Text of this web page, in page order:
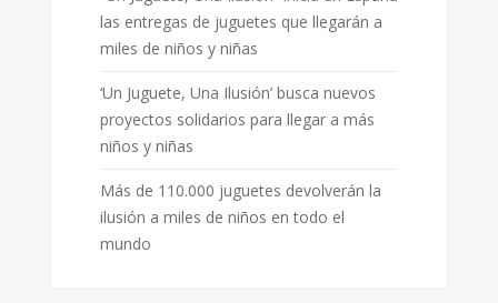
las entregas de juguetes que llegarán a
miles de niños y niñas
‘Un Juguete, Una Ilusión’ busca nuevos
proyectos solidarios para llegar a más
niños y niñas
Más de 110.000 juguetes devolverán la
ilusión a miles de niños en todo el
mundo